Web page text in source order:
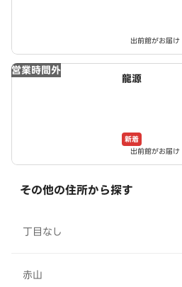
出前館がお届け
営業時間外
龍源
新着
出前館がお届け
その他の住所から探す
丁目なし
赤山